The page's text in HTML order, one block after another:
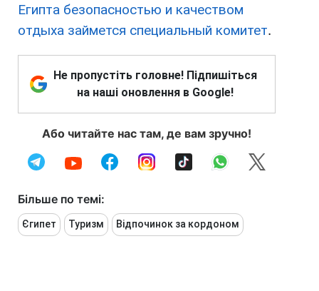
Египта безопасностью и качеством
отдыха займется специальный комитет.
Не пропустіть головне! Підпишіться
на наші оновлення в Google!
Або читайте нас там, де вам зручно!
Більше по темі:
Єгипет Туризм Відпочинок за кордоном